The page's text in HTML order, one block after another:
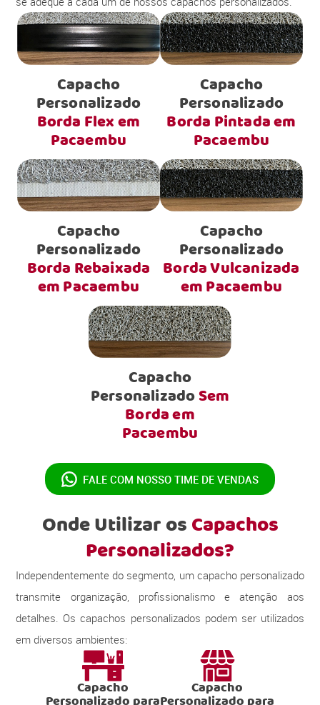
Capacho
Personalizado
Borda Flex em
Pacaembu
Capacho
Personalizado
Borda Pintada em
Pacaembu
Capacho
Personalizado
Borda Rebaixada
em Pacaembu
Capacho
Personalizado
Borda Vulcanizada
em Pacaembu
Capacho
PersonalizadoSem
Borda em
Pacaembu
FALE COM NOSSO TIME DE VENDAS
Onde Utilizar osCapachos
Personalizados?
Independentemente do segmento, um capacho personalizado
transmite organização, profissionalismo e atenção aos
detalhes. Os capachos personalizados podem ser utilizados
em diversos ambientes:
Capacho Capacho